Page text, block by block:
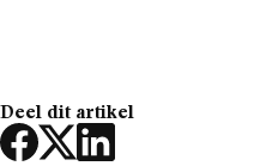
Deel dit artikel